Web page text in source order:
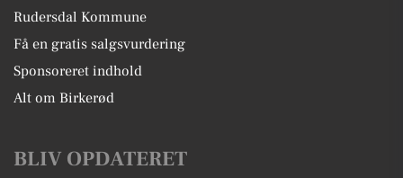
Rudersdal Kommune
Få en gratis salgsvurdering
Sponsoreret indhold
Alt om Birkerød
BLIV OPDATERET